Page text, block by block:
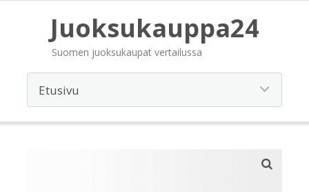
Juoksukauppa24
Suomen juoksukaupat vertailussa